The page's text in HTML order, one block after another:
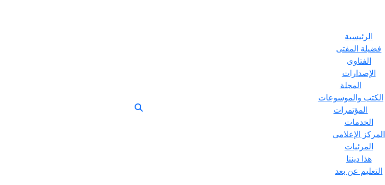
الرئيسية
فضيلة المفتى
الفتاوى
الإصدارات
المجلة
الكتب والموسوعات
المؤتمرات
الخدمات
المركز الإعلامى
المرئيات
هذا ديننا
التعليم عن بعد